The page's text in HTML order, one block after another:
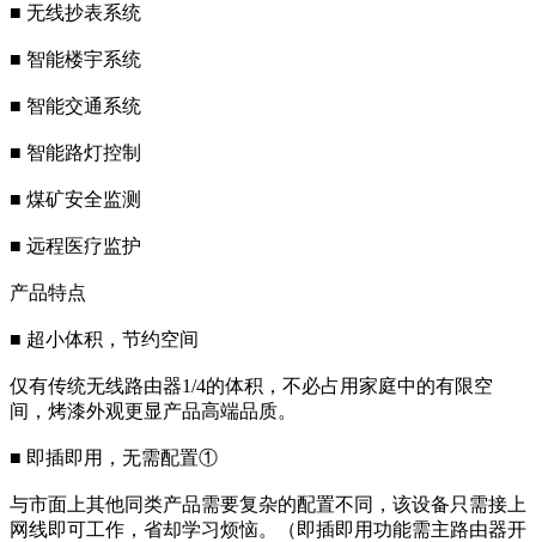
■ 无线抄表系统
■ 智能楼宇系统
■ 智能交通系统
■ 智能路灯控制
■ 煤矿安全监测
■ 远程医疗监护
产品特点
■ 超小体积，节约空间
仅有传统无线路由器1/4的体积，不必占用家庭中的有限空
间，烤漆外观更显产品高端品质。
■ 即插即用，无需配置①
与市面上其他同类产品需要复杂的配置不同，该设备只需接上
网线即可工作，省却学习烦恼。（即插即用功能需主路由器开